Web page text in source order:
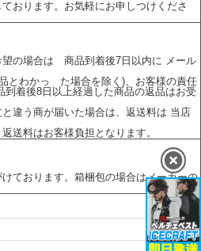
おります。お気軽にお申しつけくださ
の場合は 商品到着後7日以内に メール
とわかっ た場合を除く)、お客様の責任
着後8日以上経過した商品の返品はお受
違う商が届いた場合は、返送料は 当店
送料はお客様負担となります。
ております。箱梱包の場合はメーカーの